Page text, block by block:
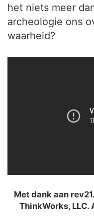
het niets meer
archeologie ons
waarheid?
Met dank aan
ThinkWorks,